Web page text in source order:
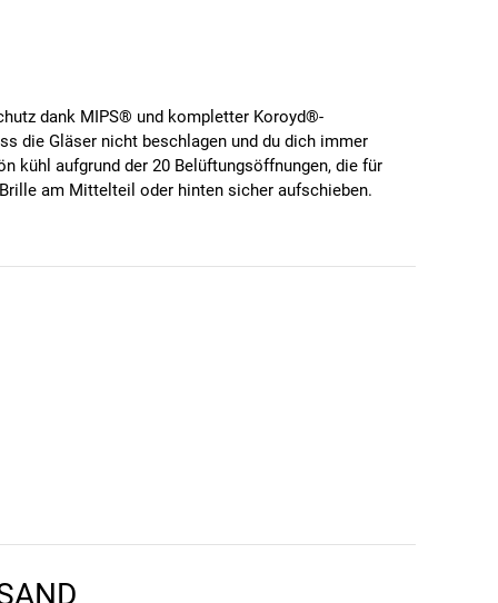
dank MIPS® und kompletter Koroyd®-
die Gläser nicht beschlagen und du dich immer
kühl aufgrund der 20 Belüftungsöffnungen, die für
am Mittelteil oder hinten sicher aufschieben.
der Kopf noch besser geschützt ist